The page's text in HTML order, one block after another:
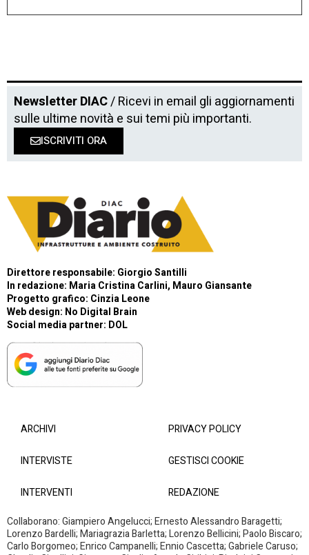
Newsletter DIAC/ Ricevi in email gli aggiornamenti
sulle ultime novità e sui temi più importanti.
ISCRIVITI ORA
Direttore responsabile: Giorgio Santilli
In redazione: Maria Cristina Carlini, Mauro Giansante
Progetto grafico: Cinzia Leone
Web design: No Digital Brain
Social media partner: DOL
ARCHIVI
INTERVISTE
INTERVENTI
PRIVACY POLICY
GESTISCI COOKIE
REDAZIONE
Collaborano: Giampiero Angelucci; Ernesto Alessandro Baragetti;
Lorenzo Bardelli; Mariagrazia Barletta; Lorenzo Bellicini; Paolo Biscaro;
Carlo Borgomeo; Enrico Campanelli; Ennio Cascetta; Gabriele Caruso;